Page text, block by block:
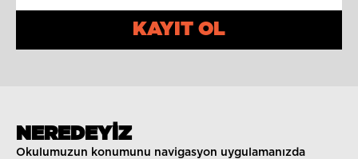
KAYIT OL
NEREDEYİZ
Okulumuzun konumunu navigasyon uygulamanızda